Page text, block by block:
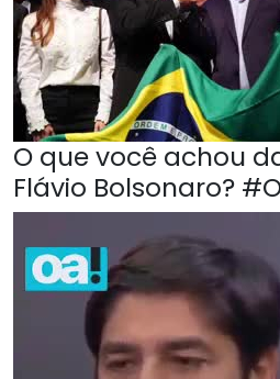
O que você achou
Flávio Bolsonaro?